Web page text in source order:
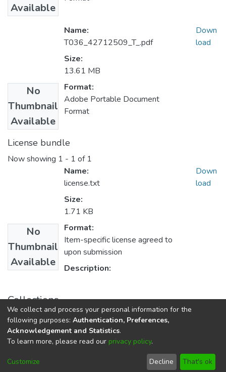
Available
No
Thumbnail
Available
Name:
T036_42712509_T_.pdf
Size:
13.61 MB
Format:
Adobe Portable Document
Format
Down
load
License bundle
Now showing 1 - 1 of 1
No
Thumbnail
Available
Name:
license.txt
Size:
1.71 KB
Format:
Item-specific license agreed to
upon submission
Description:
Down
load
Collections
E.P. Odontologia
DSpace softwarecopyright © 2002-2026
Cookie
End User
Agreement
Send
Feedback
We collect and process your personal information for the
following purposes: Authentication, Preferences,
Acknowledgement and Statistics.
To learn more, please read our privacy policy.
Customize Decline That's ok